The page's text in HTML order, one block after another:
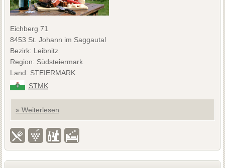
Eichberg 71
8453 St. Johann im Saggautal
Bezirk: Leibnitz
Region: Südsteiermark
Land: STEIERMARK
STMK
» Weiterlesen